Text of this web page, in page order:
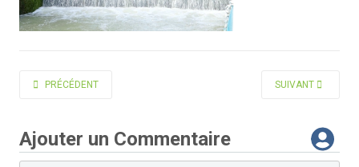
ARTICLE PRÉCÉDENT : VISITE DU MUSÉE DE LA MARINE À PARIS
PRÉCÉDENT ARTICLE SUIVANT
SUIVANT
Ajouter un Commentaire